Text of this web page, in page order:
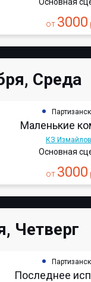
от 3000
Среда
Маленькие
КЗ
Основная
от 3000
Четверг
Последнее